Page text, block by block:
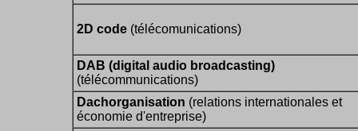
2D code (télécomunications)
DAB (digital audio broadcasting)
(télécommunications)
Dachorganisation (relations internationales et
économie d'entreprise)